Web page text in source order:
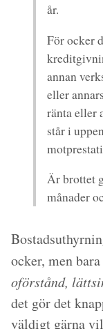
år.
För ocker
annan
eller
ränta eller
står i
Är brottet
månader
ocker, men
oförstånd,
det gör det
väldigt gärna